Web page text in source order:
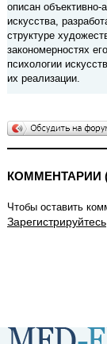
описан объективно-
искусства,
структуре
закономерностях
психологии
их реализации.
КОММЕНТАРИИ
Чтобы оставить
Зарегистрируйтесь